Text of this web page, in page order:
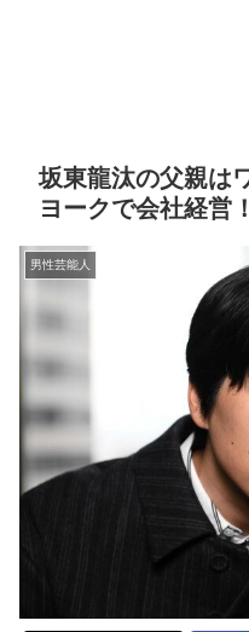
坂東龍汰の父親は
ヨークで会社経営
男性芸能人